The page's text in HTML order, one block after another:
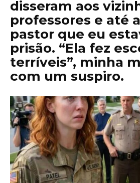
disseram aos
professores e até
pastor que eu
prisão. “Ela fez
terríveis”, minha
com um suspiro.